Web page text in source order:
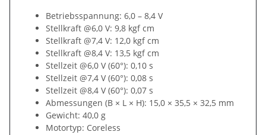
Betriebsspannung: 6,0 – 8,4 V
Stellkraft @6,0 V: 9,8 kgf cm
Stellkraft @7,4 V: 12,0 kgf cm
Stellkraft @8,4 V: 13,5 kgf cm
Stellzeit @6,0 V (60°): 0,10 s
Stellzeit @7,4 V (60°): 0,08 s
Stellzeit @8,4 V (60°): 0,07 s
Abmessungen (B × L × H): 15,0 × 35,5 × 32,5 mm
Gewicht: 40,0 g
Motortyp: Coreless